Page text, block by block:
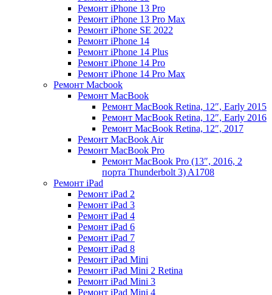
Ремонт iPhone 13 Pro
Ремонт iPhone 13 Pro Max
Ремонт iPhone SE 2022
Ремонт iPhone 14
Ремонт iPhone 14 Plus
Ремонт iPhone 14 Pro
Ремонт iPhone 14 Pro Max
Ремонт Macbook
Ремонт MacBook
Ремонт MacBook Retina, 12″, Early 2015
Ремонт MacBook Retina, 12″, Early 2016
Ремонт MacBook Retina, 12″, 2017
Ремонт MacBook Air
Ремонт MacBook Pro
Ремонт MacBook Pro (13″, 2016, 2
порта Thunderbolt 3) A1708
Ремонт iPad
Ремонт iPad 2
Ремонт iPad 3
Ремонт iPad 4
Ремонт iPad 6
Ремонт iPad 7
Ремонт iPad 8
Ремонт iPad Mini
Ремонт iPad Mini 2 Retina
Ремонт iPad Mini 3
Ремонт iPad Mini 4